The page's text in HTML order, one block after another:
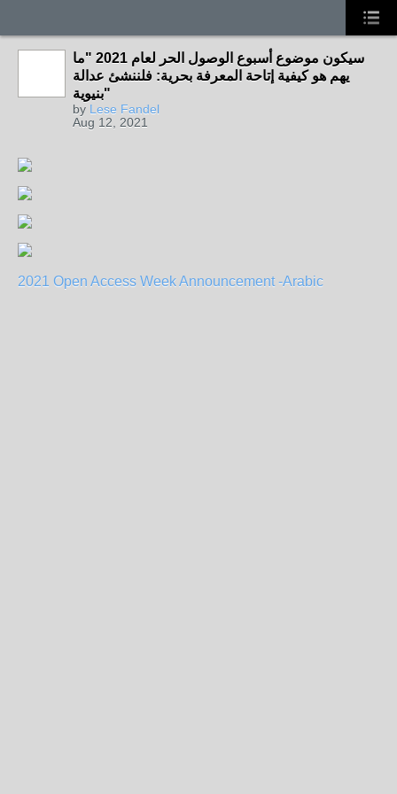
سيكون موضوع أسبوع الوصول الحر لعام 2021 "ما
يهم هو كيفية إتاحة المعرفة بحرية: فلننشئ عدالة
بنيوية"
by Lese Fandel
Aug 12, 2021
2021 Open Access Week Announcement -Arabic